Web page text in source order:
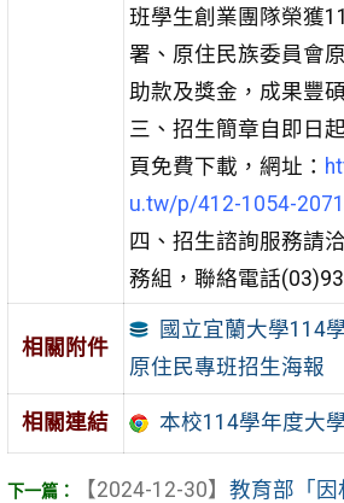
班學生創業團隊榮獲
署、原住民族委員會
助款及獎金，成果豐碩
三、招生簡章自即日
頁免費下載，網址：
u.tw/p/412-1054-
四、招生諮詢服務請
務組，聯絡電話
相關附件
國立宜蘭大學114
原住民專班招生海報
相關連結 本校114學年度大
【2024-12-30】 教育部「因